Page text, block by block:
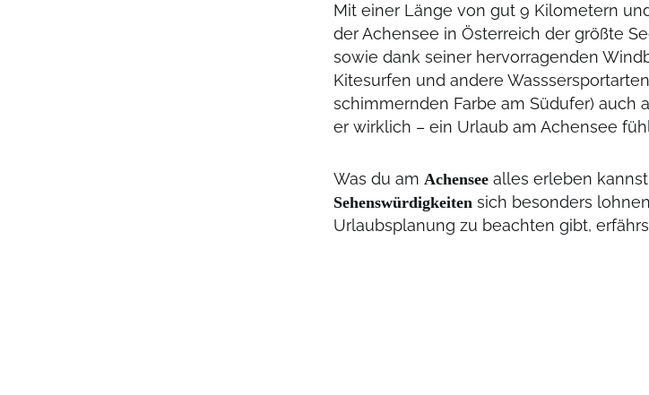
Mit einer Länge von gut 9 Kilometern
der Achensee in Österreich der größte
sowie dank seiner hervorragenden
Kitesurfen und andere
schimmernden Farbe am Südufer) auch
er wirklich – ein Urlaub am Achensee
Was du am Achensee alles erleben
Sehenswürdigkeiten sich besonders
Urlaubsplanung zu beachten gibt,